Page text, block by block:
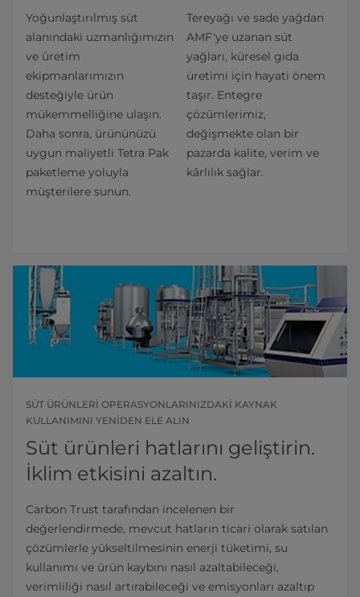
Yoğunlaştırılmış süt
alanındaki uzmanlığımızın
ve üretim
ekipmanlarımızın
desteğiyle ürün
mükemmelliğine ulaşın.
Daha sonra, ürününüzü
uygun maliyetli Tetra Pak
paketleme yoluyla
müşterilere sunun.
Tereyağı ve sade yağdan
AMF'ye uzanan süt
yağları, küresel gıda
üretimi için hayati önem
taşır. Entegre
çözümlerimiz,
değişmekte olan bir
pazarda kalite, verim ve
kârlılık sağlar.
SÜT ÜRÜNLERI OPERASYONLARINIZDAKI KAYNAK
KULLANIMINI YENIDEN ELE ALIN
Süt ürünleri hatlarını geliştirin.
İklim etkisini azaltın.
Carbon Trust tarafından incelenen bir
değerlendirmede, mevcut hatların ticari olarak satılan
çözümlerle yükseltilmesinin enerji tüketimi, su
kullanımı ve ürün kaybını nasıl azaltabileceği,
verimliliği nasıl artırabileceği ve emisyonları azaltıp